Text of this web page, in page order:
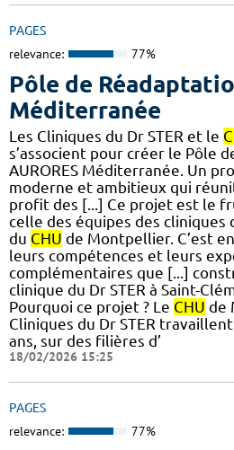
PAGES
relevance: 77%
Pôle de
Méditerranée
Les Cliniques du Dr STER et le
s’associent pour créer le Pôle
AURORES Méditerranée. Un
moderne et ambitieux qui
profit des [...] Ce projet est le
celle des équipes des cliniques
du CHU de Montpellier. C’est
leurs compétences et leurs
complémentaires que [...]
clinique du Dr STER à Saint-
Pourquoi ce projet ? Le CHU de
Cliniques du Dr STER
ans, sur des filières d’
18/02/2026 15:25
PAGES
relevance: 77%